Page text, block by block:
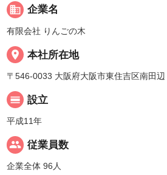
business 企業名
有限会社 りんごの木
place 本社所在地
〒546-0033 大阪府大阪市東住吉区南田辺
calendar_view_day 設立
平成11年
people 従業員数
企業全体 96人